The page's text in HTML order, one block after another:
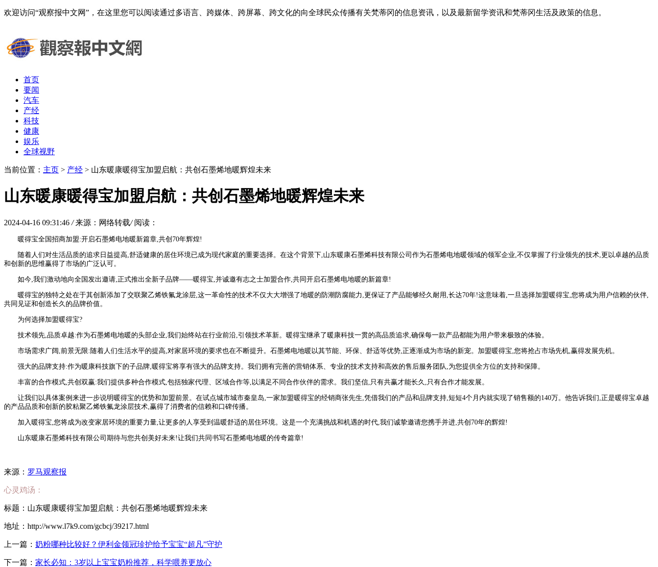
欢迎访问“观察报中文网”，在这里您可以阅读通过多语言、跨媒体、跨屏幕、跨文化的向全球民众传播有关梵蒂冈的信息资讯，以及最新留学资讯和梵蒂冈生活及政策的信息。
首页
要闻
汽车
产经
科技
健康
娱乐
全球视野
当前位置： 主页 > 产经 > 山东暖康暖得宝加盟启航：共创石墨烯地暖辉煌未来
山东暖康暖得宝加盟启航：共创石墨烯地暖辉煌未来
2024-04-16 09:31:46 / 来源：网络转载/ 阅读：
暖得宝全国招商加盟:开启石墨烯电地暖新篇章,共创70年辉煌!
随着人们对生活品质的追求日益提高,舒适健康的居住环境已成为现代家庭的重要选择。在这个背景下,山东暖康石墨烯科技有限公司作为石墨烯电地暖领域的领军企业,不仅掌握了行业领先的技术,更以卓越的品质
和创新的思维赢得了市场的广泛认可。
如今,我们激动地向全国发出邀请,正式推出全新子品牌——暖得宝,并诚邀有志之士加盟合作,共同开启石墨烯电地暖的新篇章!
暖得宝的独特之处在于其创新添加了交联聚乙烯铁氟龙涂层,这一革命性的技术不仅大大增强了地暖的防潮防腐能力,更保证了产品能够经久耐用,长达70年!这意味着,一旦选择加盟暖得宝,您将成为用户信赖的伙伴,
共同见证和创造长久的品牌价值。
为何选择加盟暖得宝?
技术领先,品质卓越:作为石墨烯电地暖的头部企业,我们始终站在行业前沿,引领技术革新。暖得宝继承了暖康科技一贯的高品质追求,确保每一款产品都能为用户带来极致的体验。
市场需求广阔,前景无限:随着人们生活水平的提高,对家居环境的要求也在不断提升。石墨烯电地暖以其节能、环保、舒适等优势,正逐渐成为市场的新宠。加盟暖得宝,您将抢占市场先机,赢得发展先机。
强大的品牌支持:作为暖康科技旗下的子品牌,暖得宝将享有强大的品牌支持。我们拥有完善的营销体系、专业的技术支持和高效的售后服务团队,为您提供全方位的支持和保障。
丰富的合作模式,共创双赢:我们提供多种合作模式,包括独家代理、区域合作等,以满足不同合作伙伴的需求。我们坚信,只有共赢才能长久,只有合作才能发展。
让我们以具体案例来进一步说明暖得宝的优势和加盟前景。在试点城市城市秦皇岛,一家加盟暖得宝的经销商张先生,凭借我们的产品和品牌支持,短短4个月内就实现了销售额的140万。他告诉我们,正是暖得宝卓越
的产品品质和创新的胶粘聚乙烯铁氟龙涂层技术,赢得了消费者的信赖和口碑传播。
加入暖得宝,您将成为改变家居环境的重要力量,让更多的人享受到温暖舒适的居住环境。这是一个充满挑战和机遇的时代,我们诚挚邀请您携手并进,共创70年的辉煌!
山东暖康石墨烯科技有限公司期待与您共创美好未来!让我们共同书写石墨烯电地暖的传奇篇章!
来源： 罗马观察报
心灵鸡汤：
标题：山东暖康暖得宝加盟启航：共创石墨烯地暖辉煌未来
地址：http://www.l7k9.com/gcbcj/39217.html
上一篇： 奶粉哪种比较好？伊利金领冠珍护给予宝宝“超凡”守护
下一篇： 家长必知：3岁以上宝宝奶粉推荐，科学喂养更放心